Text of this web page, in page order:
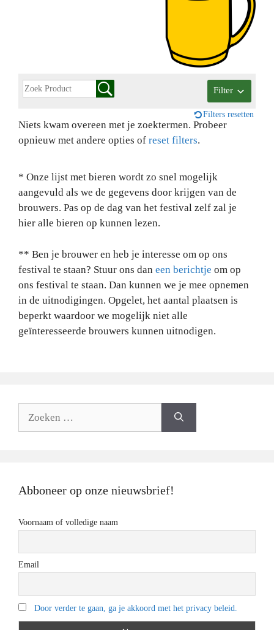
Filter
Filters resetten
Niets kwam overeen met je zoektermen. Probeer
opnieuw met andere opties of reset filters.
* Onze lijst met bieren wordt zo snel mogelijk
aangevuld als we de gegevens door krijgen van de
brouwers. Pas op de dag van het festival zelf zal je
hier alle bieren op kunnen lezen.
** Ben je brouwer en heb je interesse om op ons
festival te staan? Stuur ons dan een berichtje om op
ons festival te staan. Dan kunnen we je mee opnemen
in de uitnodigingen. Opgelet, het aantal plaatsen is
beperkt waardoor we mogelijk niet alle
geïnteresseerde brouwers kunnen uitnodigen.
Abboneer op onze nieuwsbrief!
Voornaam of volledige naam
Email
Door verder te gaan, ga je akkoord met het privacy beleid.